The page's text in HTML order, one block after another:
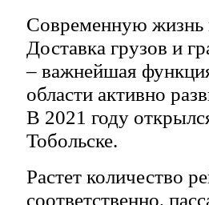
Современную жизнь
Доставка грузов и
– важнейшая
области активно
В 2021 году
Тобольске.
Растет количество
соответственно,